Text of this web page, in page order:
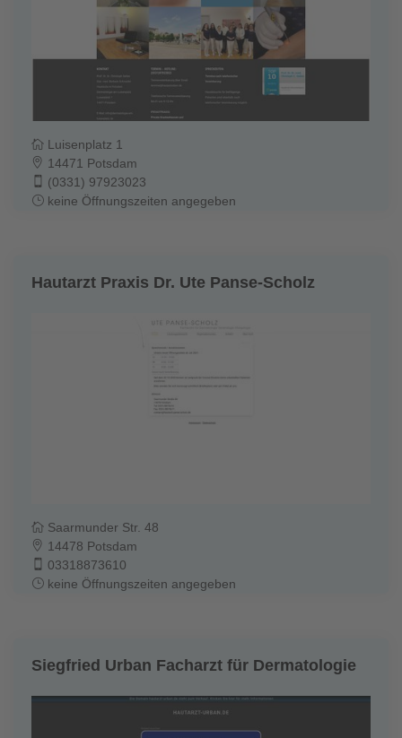
Luisenplatz 1
14471 Potsdam
(0331) 97923023
keine Öffnungszeiten angegeben
Hautarzt Praxis Dr. Ute Panse-Scholz
Saarmunder Str. 48
14478 Potsdam
03318873610
keine Öffnungszeiten angegeben
Siegfried Urban Facharzt für Dermatologie